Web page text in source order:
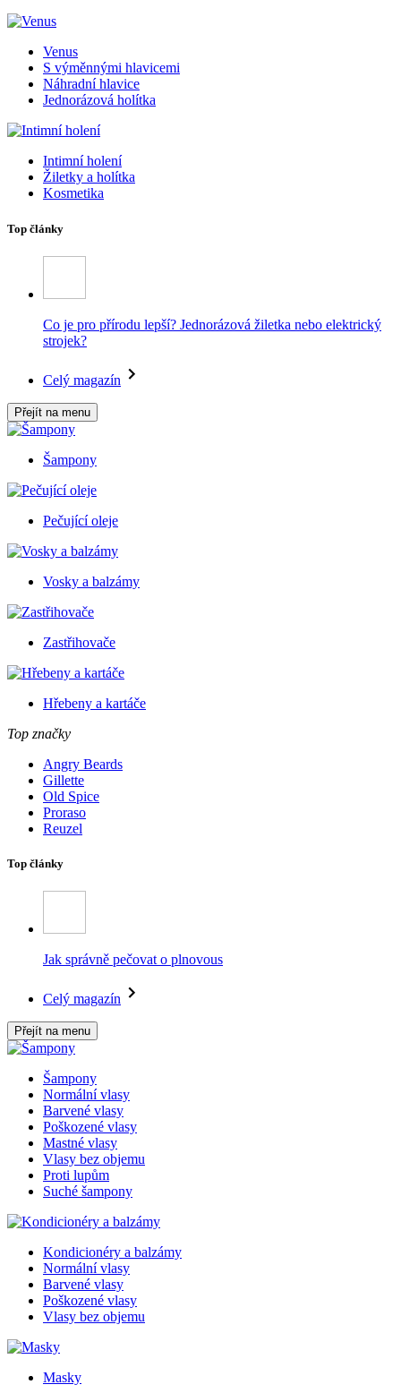
Venus
S výměnnými hlavicemi
Náhradní hlavice
Jednorázová holítka
Intimní holení
Žiletky a holítka
Kosmetika
Top články
Co je pro přírodu lepší? Jednorázová žiletka nebo elektrický
strojek?
Celý magazín
Přejít na menu
Šampony
Pečující oleje
Vosky a balzámy
Zastřihovače
Hřebeny a kartáče
Top značky
Angry Beards
Gillette
Old Spice
Proraso
Reuzel
Top články
Jak správně pečovat o plnovous
Celý magazín
Přejít na menu
Šampony
Normální vlasy
Barvené vlasy
Poškozené vlasy
Mastné vlasy
Vlasy bez objemu
Proti lupům
Suché šampony
Kondicionéry a balzámy
Normální vlasy
Barvené vlasy
Poškozené vlasy
Vlasy bez objemu
Masky